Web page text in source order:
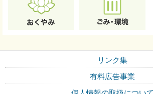
リンク集
有料広告事業